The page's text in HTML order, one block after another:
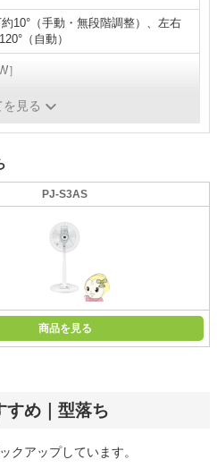
10°（手動・無段階調整）、左右
（自動）
］
ム風あり）
を見る
PJ-S3AS
商品を見る
すめ｜型落ち
クアップしています。